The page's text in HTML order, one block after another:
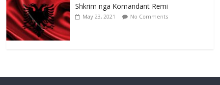
Shkrim nga Komandant Remi
May 23, 2021 No Comments